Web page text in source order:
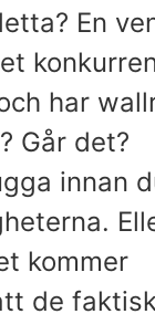
En
har
Går det?
innan
kommer
de